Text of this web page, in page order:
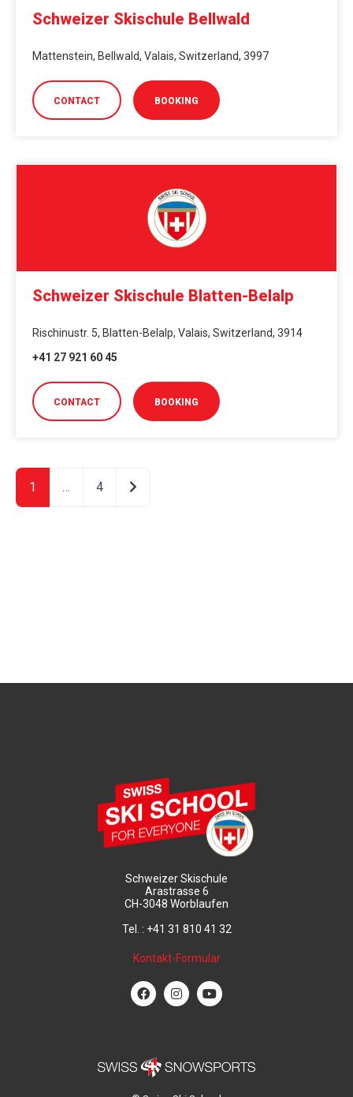
Schweizer Skischule Bellwald
Mattenstein, Bellwald, Valais, Switzerland, 3997
CONTACT BOOKING
Schweizer Skischule Blatten-Belalp
Rischinustr. 5, Blatten-Belalp, Valais, Switzerland, 3914
+41 27 921 60 45
CONTACT BOOKING
1 … 4 Ältere Beiträge
Schweizer Skischule
Arastrasse 6
CH-3048 Worblaufen
Tel. : +41 31 810 41 32
Kontakt-Formular